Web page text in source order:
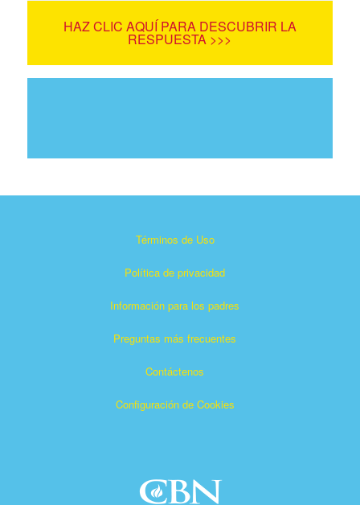
HAZ CLIC AQUÍ PARA DESCUBRIR LA
RESPUESTA >>>
Términos de Uso
Política de privacidad
Información para los padres
Preguntas más frecuentes
Contáctenos
Configuración de Cookies